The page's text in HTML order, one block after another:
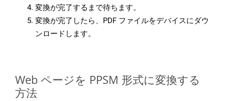
変換が完了するまで待ちます。
変換が完了したら、PDF ファイルをデバイスにダウ
ンロードします。
Web ページを PPSM 形式に変換する
方法